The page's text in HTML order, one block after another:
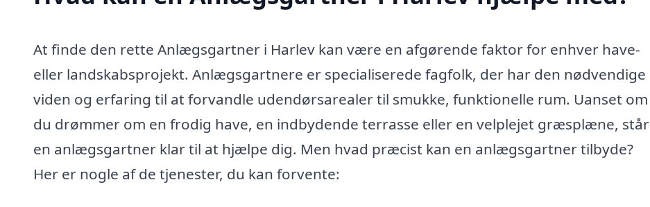
At finde den rette Anlægsgartner i Harlev kan være en afgørende faktor for enhver have-
eller landskabsprojekt. Anlægsgartnere er specialiserede fagfolk, der har den nødvendige
viden og erfaring til at forvandle udendørsarealer til smukke, funktionelle rum. Uanset om
du drømmer om en frodig have, en indbydende terrasse eller en velplejet græsplæne, står
en anlægsgartner klar til at hjælpe dig. Men hvad præcist kan en anlægsgartner tilbyde?
Her er nogle af de tjenester, du kan forvente: